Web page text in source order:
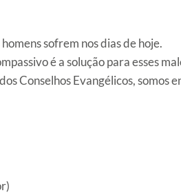
sofrem nos dias de hoje.
é a solução para esses
Conselhos Evangélicos, somos